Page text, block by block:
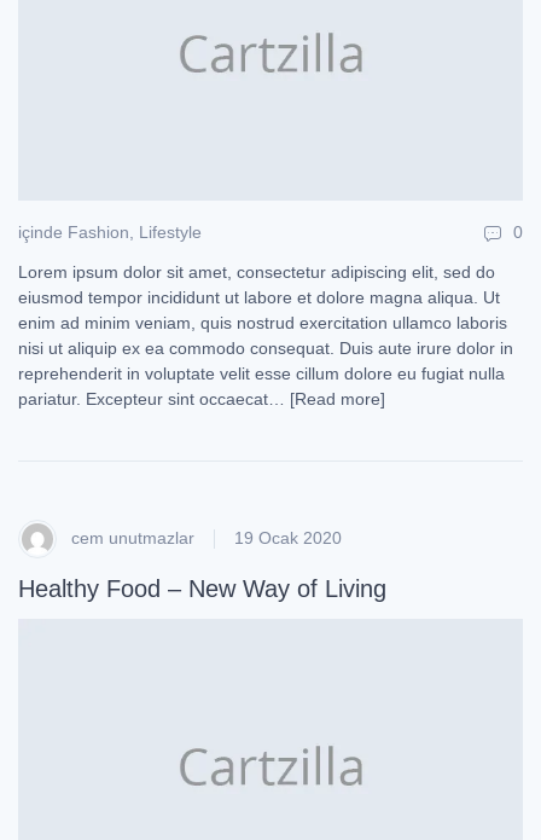
içinde Fashion Lifestyle 0
Lorem ipsum dolor sit amet, consectetur adipiscing elit, sed do
eiusmod tempor incididunt ut labore et dolore magna aliqua. Ut
enim ad minim veniam, quis nostrud exercitation ullamco laboris
nisi ut aliquip ex ea commodo consequat. Duis aute irure dolor in
reprehenderit in voluptate velit esse cillum dolore eu fugiat nulla
pariatur. Excepteur sint occaecat… [Read more]
cem unutmazlar 19 Ocak 2020
Healthy Food – New Way of Living